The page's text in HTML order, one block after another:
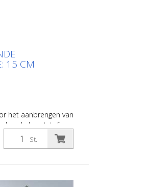
15 CM
het aanbrengen van
koude kunststof
15 cm
St.